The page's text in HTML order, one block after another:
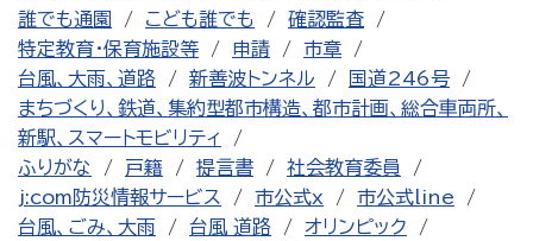
誰でも通園
こども誰でも
確認監査
特定教育・保育施設等
申請
市章
台風、大雨、道路
新善波トンネル
国道246号
まちづくり、鉄道、集約型都市構造、都市計画、総合車両所、
新駅、スマートモビリティ
ふりがな
戸籍 提言書
社会教育委員
j:com防災情報サービス
市公式x
市公式line
台風、ごみ、大雨
台風 道路
オリンピック